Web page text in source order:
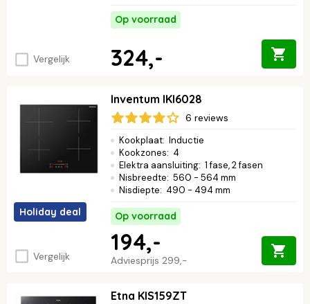
Vergelijk
Op voorraad
324,-
Holiday deal
Vergelijk
Inventum IKI6028
6 reviews
Kookplaat: Inductie
Kookzones: 4
Elektra aansluiting: 1 fase, 2 fasen
Nisbreedte: 560 - 564 mm
Nisdiepte: 490 - 494 mm
Op voorraad
Adviesprijs 299,-
194,-
Etna KIS159ZT